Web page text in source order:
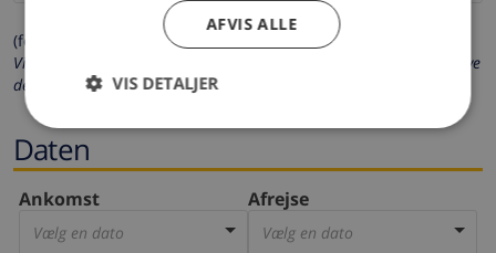
(felter markeret med * er obligatoriske)
Vi beskytter dit privatliv. Dine personlige oplysninger vil aldrig blive
delt med andre.
Daten
Ankomst
Vælg en dato
Afrejse
Vælg en dato
AFVIS ALLE
VIS DETALJER